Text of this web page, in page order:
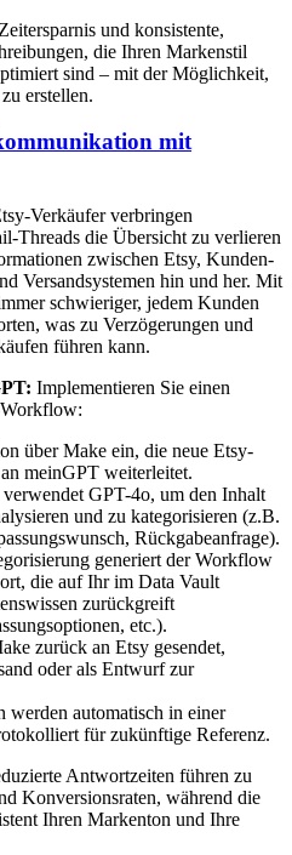
und konsistente,
die Ihren Markenstil
sind – mit der Möglichkeit,
erstellen.
mit
Verkäufer verbringen
Threads die Übersicht zu verlieren
zwischen Etsy, Kunden-
Versandsystemen hin und her. Mit
schwieriger, jedem Kunden
was zu Verzögerungen und
führen kann.
Implementieren Sie einen
über Make ein, die neue Etsy-
meinGPT weiterleitet.
GPT-4o, um den Inhalt
und zu kategorisieren (z.B.
Rückgabeanfrage).
generiert der Workflow
die auf Ihr im Data Vault
zurückgreift
etc.).
zurück an Etsy gesendet,
oder als Entwurf zur
automatisch in einer
für zukünftige Referenz.
Antwortzeiten führen zu
Konversionsraten, während die
Ihren Markenton und Ihre